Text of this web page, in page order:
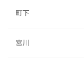
町下
宮川